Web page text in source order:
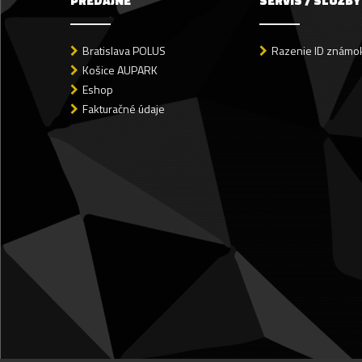
Bratislava POLUS
Košice AUPARK
Eshop
Fakturačné údaje
Razenie ID